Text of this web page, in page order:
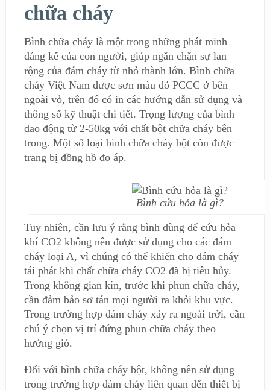
chữa cháy
Bình chữa cháy là một trong những phát minh
đáng kể của con người, giúp ngăn chặn sự lan
rộng của đám cháy từ nhỏ thành lớn. Bình chữa
cháy Việt Nam được sơn màu đỏ PCCC ở bên
ngoài vỏ, trên đó có in các hướng dẫn sử dụng và
thông số kỹ thuật chi tiết. Trọng lượng của bình
dao động từ 2-50kg với chất bột chữa cháy bên
trong. Một số loại bình chữa cháy bột còn được
trang bị đồng hồ đo áp.
Bình cứu hỏa là gì?
Tuy nhiên, cần lưu ý rằng bình dùng để cứu hỏa
khí CO2 không nên được sử dụng cho các đám
cháy loại A, vì chúng có thể khiến cho đám cháy
tái phát khi chất chữa cháy CO2 đã bị tiêu hủy.
Trong không gian kín, trước khi phun chữa cháy,
cần đảm bảo sơ tán mọi người ra khỏi khu vực.
Trong trường hợp đám cháy xảy ra ngoài trời, cần
chú ý chọn vị trí đứng phun chữa cháy theo
hướng gió.
Đối với bình chữa cháy bột, không nên sử dụng
trong trường hợp đám cháy liên quan đến thiết bị